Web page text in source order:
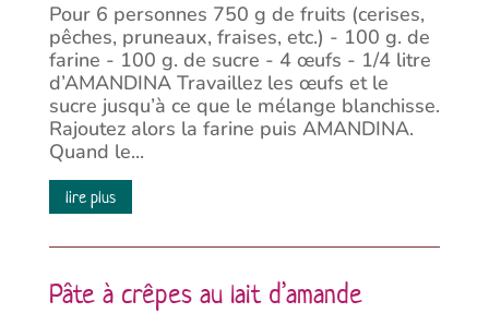
Pour 6 personnes 750 g de fruits (cerises,
pêches, pruneaux, fraises, etc.) - 100 g. de
farine - 100 g. de sucre - 4 œufs - 1/4 litre
d’AMANDINA Travaillez les œufs et le
sucre jusqu’à ce que le mélange blanchisse.
Rajoutez alors la farine puis AMANDINA.
Quand le...
lire plus
Pâte à crêpes au lait d’amande